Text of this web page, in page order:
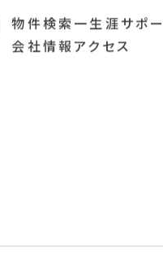
物件検索 一生涯サポ
会社情報アクセス